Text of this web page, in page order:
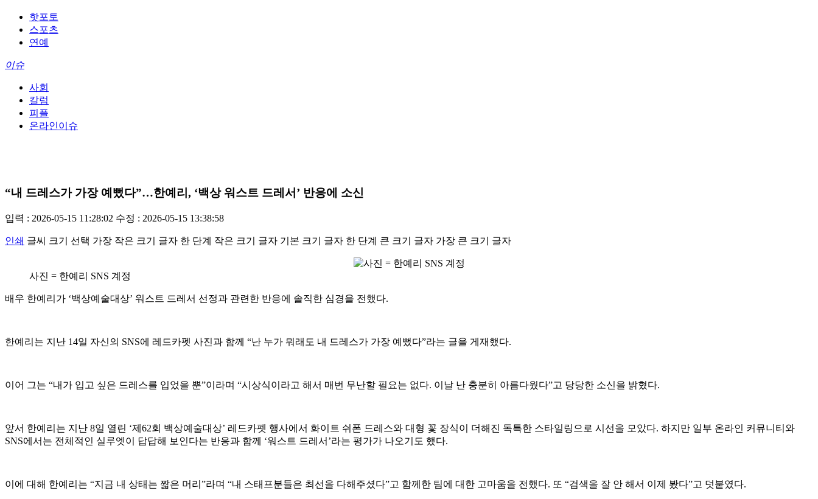
핫포토
스포츠
연예
이슈
사회
칼럼
피플
온라인이슈
“내 드레스가 가장 예뻤다”…한예리, ‘백상 워스트 드레서’ 반응에 소신
입력 : 2026-05-15 11:28:02 수정 : 2026-05-15 13:38:58
인쇄 글씨 크기 선택 가장 작은 크기 글자 한 단계 작은 크기 글자 기본 크기 글자 한 단계 큰 크기 글자 가장 큰 크기 글자
사진 = 한예리 SNS 계정
배우 한예리가 ‘백상예술대상’ 워스트 드레서 선정과 관련한 반응에 솔직한 심경을 전했다.
한예리는 지난 14일 자신의 SNS에 레드카펫 사진과 함께 “난 누가 뭐래도 내 드레스가 가장 예뻤다”라는 글을 게재했다.
이어 그는 “내가 입고 싶은 드레스를 입었을 뿐”이라며 “시상식이라고 해서 매번 무난할 필요는 없다. 이날 난 충분히 아름다웠다”고 당당한 소신을 밝혔다.
앞서 한예리는 지난 8일 열린 ‘제62회 백상예술대상’ 레드카펫 행사에서 화이트 쉬폰 드레스와 대형 꽃 장식이 더해진 독특한 스타일링으로 시선을 모았다. 하지만 일부 온라인 커뮤니티와
SNS에서는 전체적인 실루엣이 답답해 보인다는 반응과 함께 ‘워스트 드레서’라는 평가가 나오기도 했다.
이에 대해 한예리는 “지금 내 상태는 짧은 머리”라며 “내 스태프분들은 최선을 다해주셨다”고 함께한 팀에 대한 고마움을 전했다. 또 “검색을 잘 안 해서 이제 봤다”고 덧붙였다.